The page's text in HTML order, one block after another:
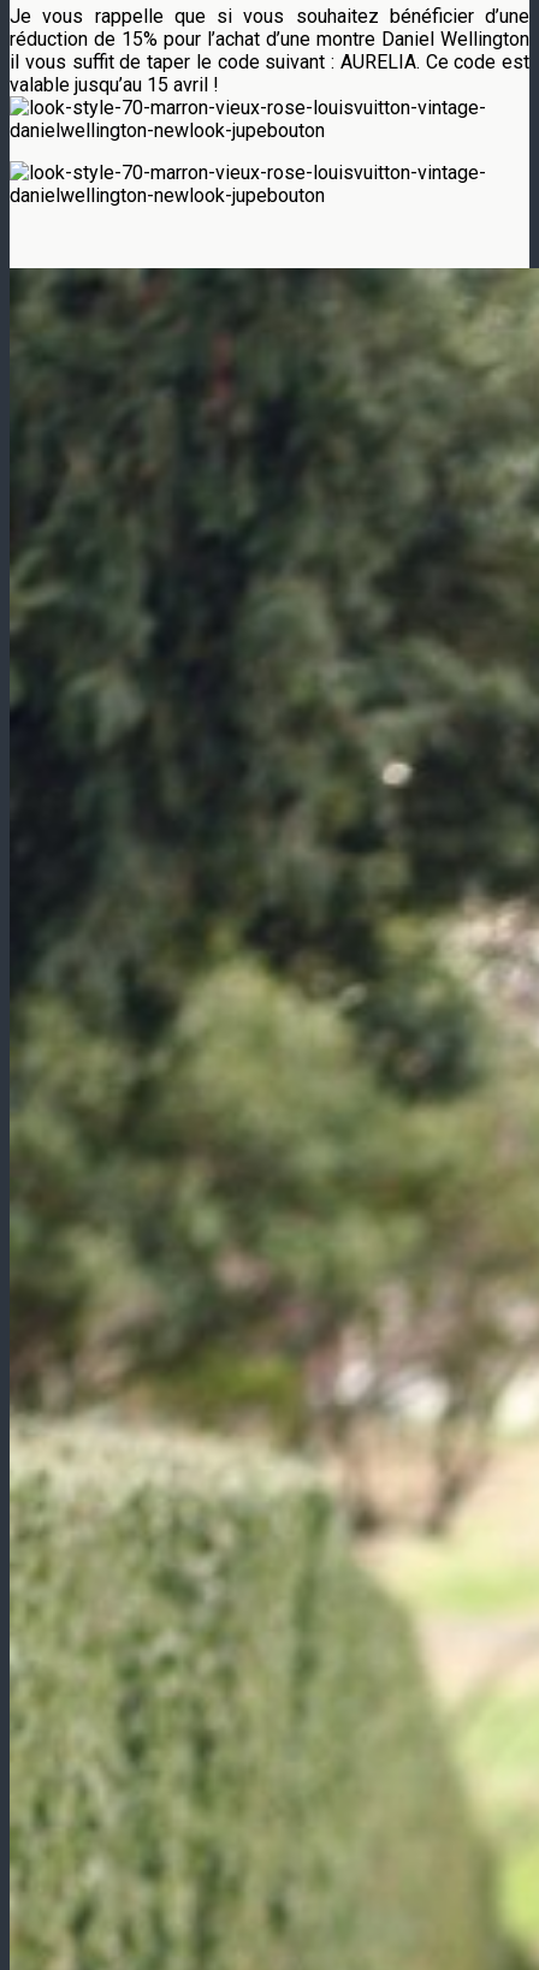
Je vous rappelle que si vous souhaitez bénéficier d’une
réduction de 15% pour l’achat d’une montre Daniel Wellington
il vous suffit de taper le code suivant : AURELIA. Ce code est
valable jusqu’au 15 avril !